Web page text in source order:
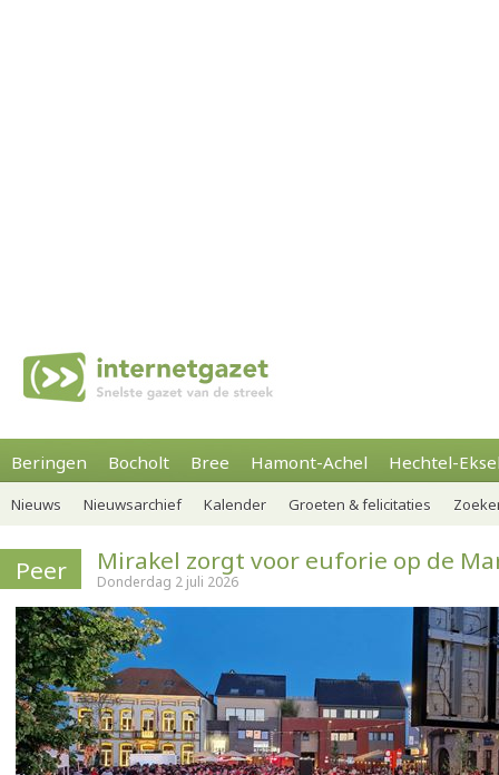
Beringen Bocholt Bree Hamont-Achel Hechtel-
Nieuws Nieuwsarchief Kalender Groeten & felicitaties
Peer Mirakel zorgt voor euforie op de
Donderdag 2 juli 2026